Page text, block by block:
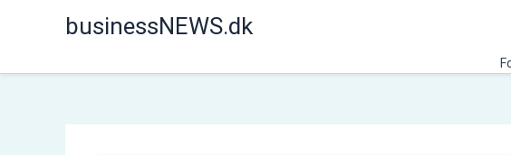
businessNEWS.dk